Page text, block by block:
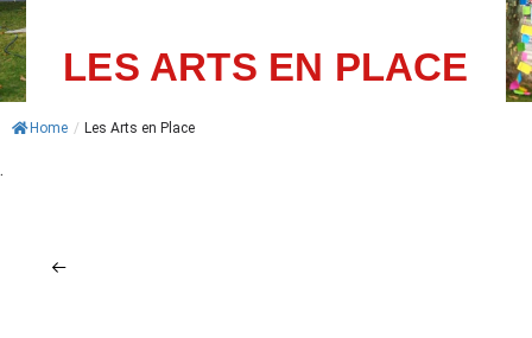
PARTICIPE
ACTUALITÉS
AGENDA
PAYER
MES
LES ARTS EN PLACE
Home / Les Arts en Place
.